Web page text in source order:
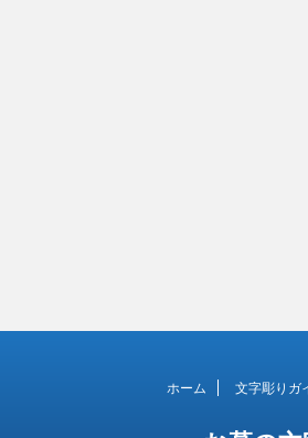
ホーム 文字彫りガ